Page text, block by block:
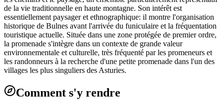
de la vie traditionnelle en haute montagne. Son intérêt est
essentiellement paysager et ethnographique: il montre l'organisation
historique de Bulnes avant l'arrivée du funiculaire et la fréquentation
touristique actuelle. Située dans une zone protégée de premier ordre,
la promenade s'intègre dans un contexte de grande valeur
environnementale et culturelle, très fréquenté par les promeneurs et
les randonneurs à la recherche d'une petite promenade dans l'un des
villages les plus singuliers des Asturies.
Comment s'y rendre